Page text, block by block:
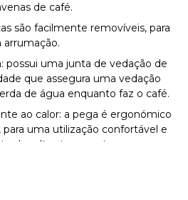
de café.
são facilmente removíveis, para
arrumação.
possui uma junta de vedação de
que assegura uma vedação
de água enquanto faz o café.
ao calor: a pega é ergonómico
para uma utilização confortável e
das altas temperaturas.
o filtro interior é de aço
para conseguir o café mais